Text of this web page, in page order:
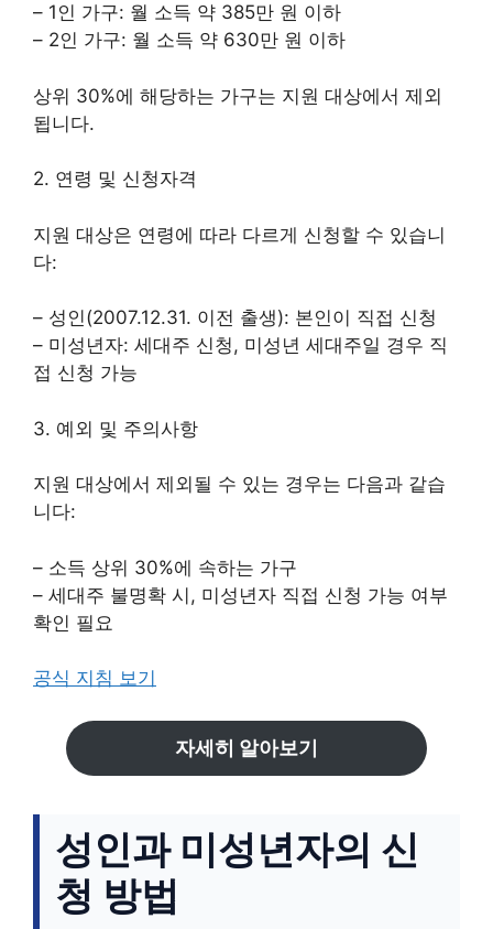
– 1인 가구: 월 소득 약 385만 원 이하
– 2인 가구: 월 소득 약 630만 원 이하
상위 30%에 해당하는 가구는 지원 대상에서 제외
됩니다.
2. 연령 및 신청자격
지원 대상은 연령에 따라 다르게 신청할 수 있습니
다:
– 성인(2007.12.31. 이전 출생): 본인이 직접 신청
– 미성년자: 세대주 신청, 미성년 세대주일 경우 직
접 신청 가능
3. 예외 및 주의사항
지원 대상에서 제외될 수 있는 경우는 다음과 같습
니다:
– 소득 상위 30%에 속하는 가구
– 세대주 불명확 시, 미성년자 직접 신청 가능 여부
확인 필요
공식 지침 보기
자세히 알아보기
성인과 미성년자의 신
청 방법